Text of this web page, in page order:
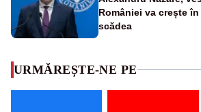
României va crește
scădea
URMĂREȘTE-NE PE